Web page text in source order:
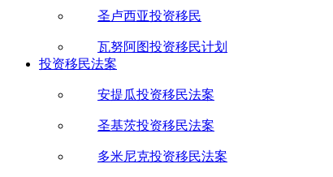
圣卢西亚投资移民
瓦努阿图投资移民计划
投资移民法案
安提瓜投资移民法案
圣基茨投资移民法案
多米尼克投资移民法案